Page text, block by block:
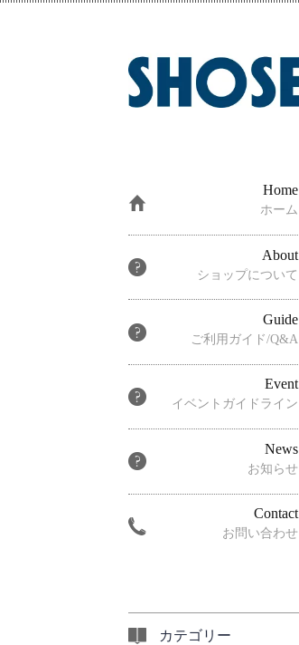
Home
ホーム
About
ショップについて
Guide
ご利用ガイド/Q&A
Event
イベントガイドライン
News
お知らせ
Contact
お問い合わせ
カテゴリー